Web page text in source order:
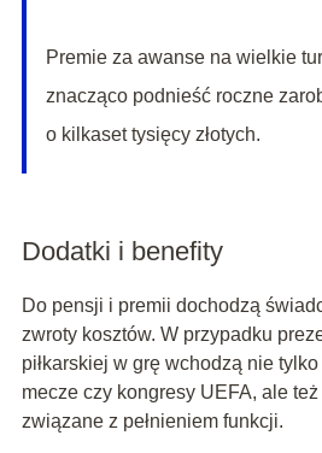
Premie za awanse na wielkie
znacząco podnieść roczne
o kilkaset tysięcy złotych.
Dodatki i benefity
Do pensji i premii dochodzą
zwroty kosztów. W przypadku
piłkarskiej w grę wchodzą nie
mecze czy kongresy UEFA, ale
związane z pełnieniem funkcji.